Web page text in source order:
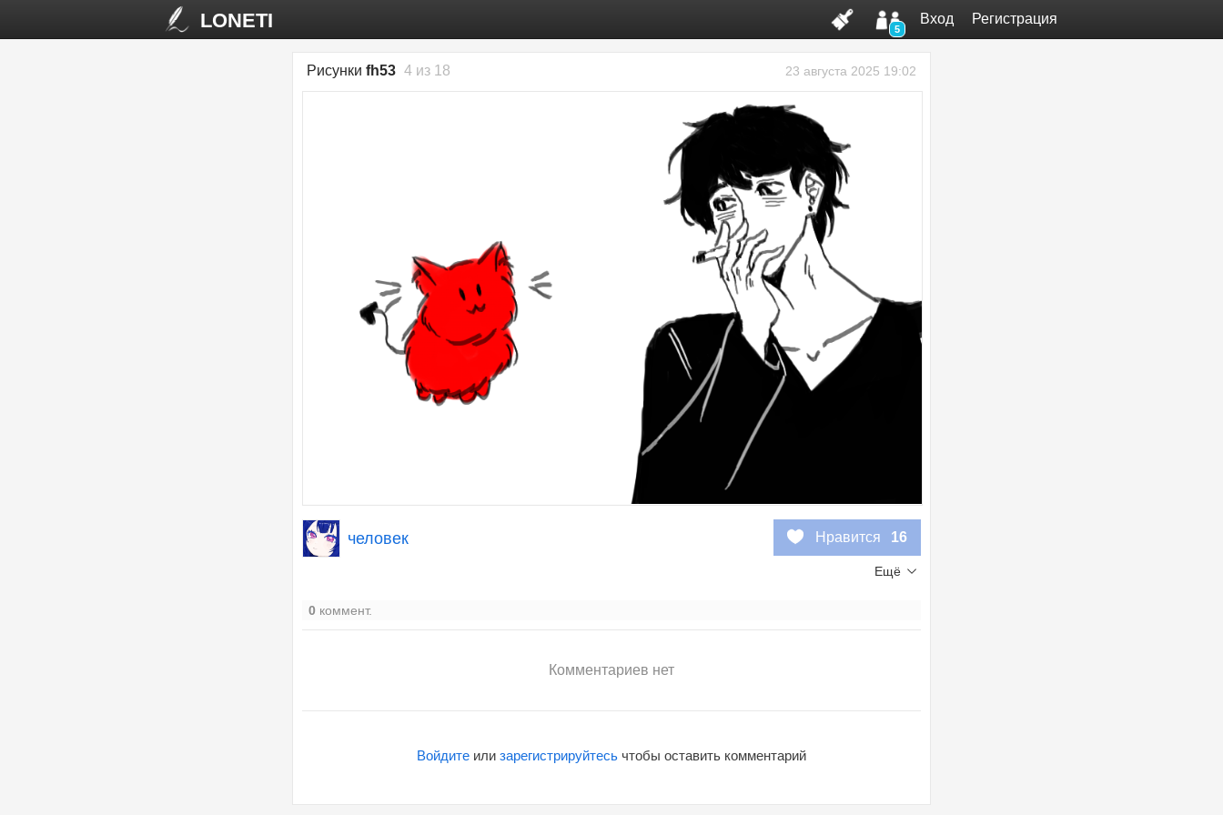
LONETI 5
Вход Регистрация
23 августа 2025 19:02
Рисунки fh53 4 из 18
человек Нравится 16
Ещё
0 коммент.
Комментариев нет
Войдите или зарегистрируйтесь чтобы оставить комментарий